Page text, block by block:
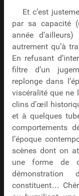
Et c’est
par sa capacité
année
autrement qu’à
En refusant
filtre d’un
replonge dans
viscéralité que ne
clins d’œil
et à quelques
comportements
l’époque
scènes dont on
une forme de
démonstration
constituent…